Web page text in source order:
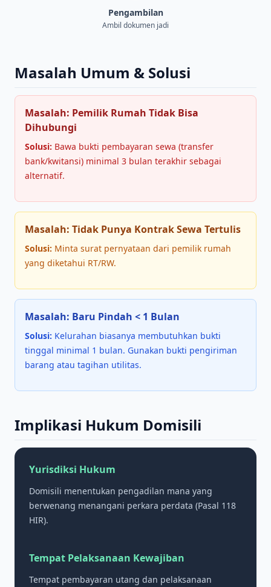
Pengambilan
Ambil dokumen jadi
Masalah Umum & Solusi
Masalah: Pemilik Rumah Tidak Bisa
Dihubungi
Solusi: Bawa bukti pembayaran sewa (transfer
bank/kwitansi) minimal 3 bulan terakhir sebagai
alternatif.
Masalah: Tidak Punya Kontrak Sewa Tertulis
Solusi: Minta surat pernyataan dari pemilik rumah
yang diketahui RT/RW.
Masalah: Baru Pindah < 1 Bulan
Solusi: Kelurahan biasanya membutuhkan bukti
tinggal minimal 1 bulan. Gunakan bukti pengiriman
barang atau tagihan utilitas.
Implikasi Hukum Domisili
Yurisdiksi Hukum
Domisili menentukan pengadilan mana yang
berwenang menangani perkara perdata (Pasal 118
HIR).
Tempat Pelaksanaan Kewajiban
Tempat pembayaran utang dan pelaksanaan